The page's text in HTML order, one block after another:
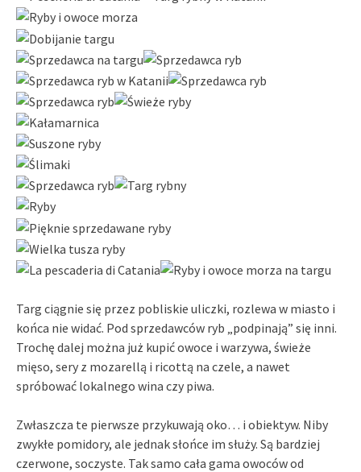
Targ ciągnie się przez pobliskie uliczki, rozlewa w miasto i
końca nie widać. Pod sprzedawców ryb „podpinają” się inni.
Trochę dalej można już kupić owoce i warzywa, świeże
mięso, sery z mozarellą i ricottą na czele, a nawet
spróbować lokalnego wina czy piwa.
Zwłaszcza te pierwsze przykuwają oko… i obiektyw. Niby
zwykłe pomidory, ale jednak słońce im służy. Są bardziej
czerwone, soczyste. Tak samo cała gama owoców od